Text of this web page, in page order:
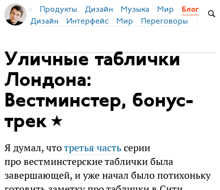
Бирман Продукты Дизайн Музыка Мир Блог
Дизайн Интерфейс Мир Переговоры
Уличные таблички
Лондона:
Вестминстер, бонус-
трек
Я думал, чтотретья частьсерии
про вестминстерские таблички была
завершающей, и уже начал было потихоньку